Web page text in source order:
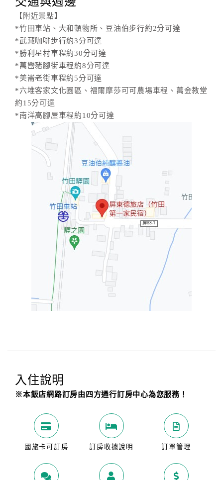
【附近景點】
*竹田車站、大和頓物所、豆油伯步行約2分可達
*武藏咖啡步行約3分可達
*勝利星村車程約30分可達
*萬巒豬腳街車程約8分可達
*美崙老街車程約5分可達
*六堆客家文化園區、福爾摩莎可可農場車程、萬金教堂
約15分可達
*南洋高腳屋車程約10分可達
入住說明
※本飯店網路訂房由四方通行訂房中心為您服務！
國旅卡可訂房 訂房收據說明 訂單管理